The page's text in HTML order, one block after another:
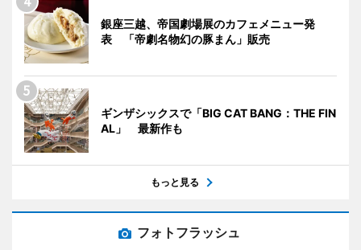
銀座三越、帝国劇場展のカフェメニュー発
表 「帝劇名物幻の豚まん」販売
ギンザシックスで「BIG CAT BANG：THE FIN
AL」 最新作も
もっと見る
フォトフラッシュ